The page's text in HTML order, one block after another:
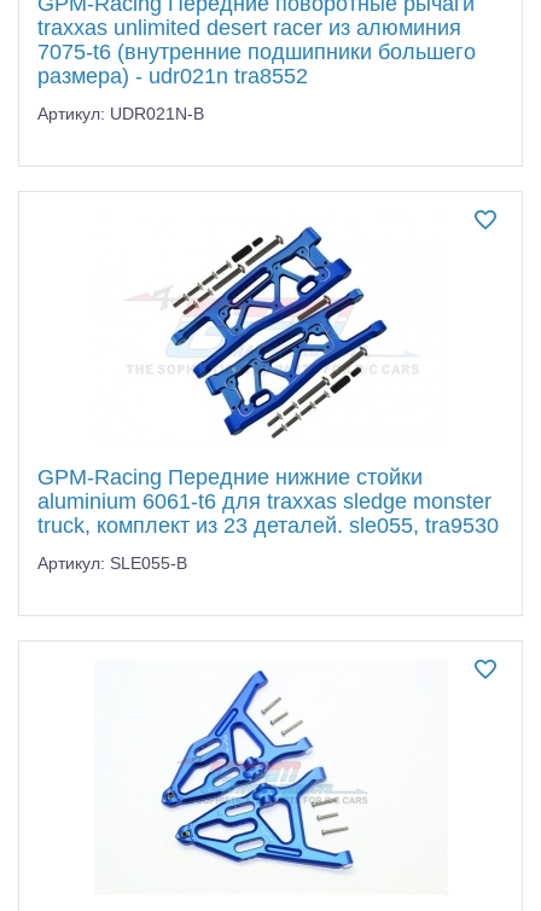
traxxas unlimited desert racer из алюминия
7075-t6 (внутренние подшипники большего
размера) - udr021n tra8552
Артикул: UDR021N-B
GPM-Racing Передние нижние стойки
aluminium 6061-t6 для traxxas sledge monster
truck, комплект из 23 деталей. sle055, tra9530
Артикул: SLE055-B